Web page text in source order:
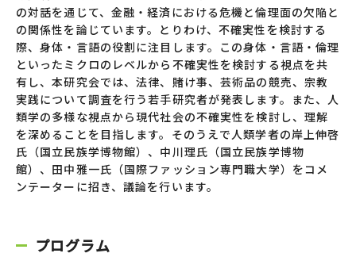
の対話を通じて、金融・経済における危機と倫理面の欠陥と
の関係性を論じています。とりわけ、不確実性を検討する
際、身体・言語の役割に注目します。この身体・言語・倫理
といったミクロのレベルから不確実性を検討する視点を共
有し、本研究会では、法律、賭け事、芸術品の競売、宗教
実践について調査を行う若手研究者が発表します。また、人
類学の多様な視点から現代社会の不確実性を検討し、理解
を深めることを目指します。そのうえで人類学者の岸上伸啓
氏（国立民族学博物館）、中川理氏（国立民族学博物
館）、田中雅一氏（国際ファッション専門職大学）をコメ
ンテーターに招き、議論を行います。
プログラム